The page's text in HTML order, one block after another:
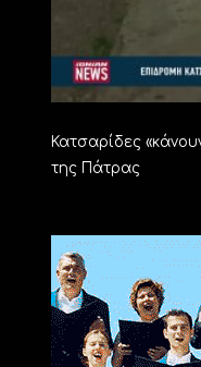
Κατσαρίδες
της Πάτρας